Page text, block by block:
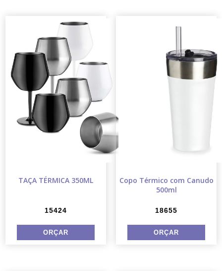
TAÇA TÉRMICA 350ML
15424
Copo Térmico com Canudo
500ml
18655